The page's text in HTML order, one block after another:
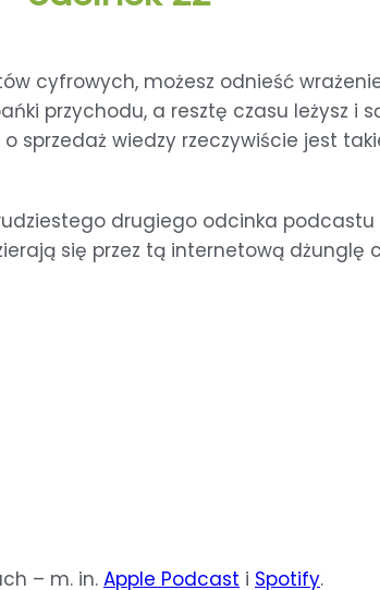
cyfrowych, możesz odnieść
przychodu, a resztę czasu leżysz i
sprzedaż wiedzy rzeczywiście jest
drugiego odcinka
się przez tą internetową
– m. in. Apple Podcast i Spotify.